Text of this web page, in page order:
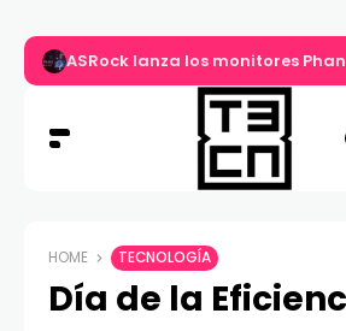
ASRock lanza los monitores
HOME TECNOLOGÍA
Día de la